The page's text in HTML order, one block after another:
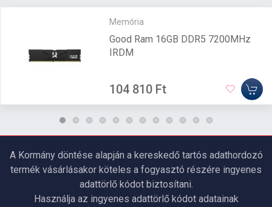
Memória
Good Ram 16GB DDR5 7200MHz
IRDM
104 810 Ft
A Kormány döntése alapján a kereskedő tartós adathordozó
termék vásárlásakor köteles a fogyasztó részére ingyenes
adattörlő kódot biztosítani.
Használja az ingyenes adattörlő kódot adatainak